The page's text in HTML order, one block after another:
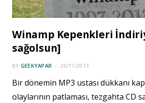
Winamp Kepenkleri
sağolsun]
BY GEEKYAPAR 20/11/2013
Bir dönemin MP3 ustası dükkanı
olaylarının patlaması, tezgahta CD